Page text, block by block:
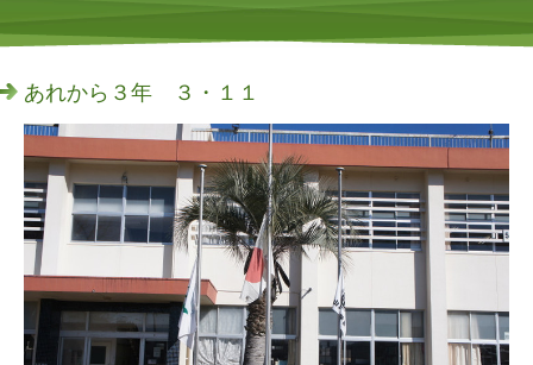
あれから３年 ３・１１